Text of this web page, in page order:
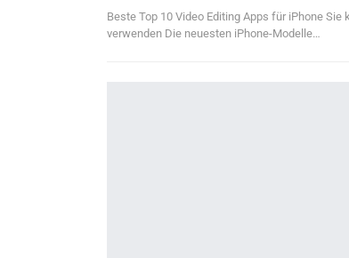
Beste Top 10 Video Editing Apps für iPhone Sie
verwenden Die neuesten iPhone-Modelle…